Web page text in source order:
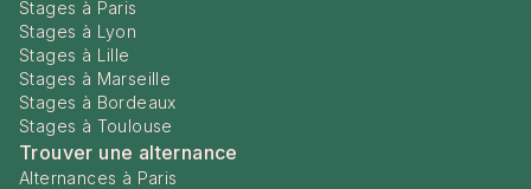
Stages à Paris
Stages à Lyon
Stages à Lille
Stages à Marseille
Stages à Bordeaux
Stages à Toulouse
Trouver une alternance
Alternances à Paris